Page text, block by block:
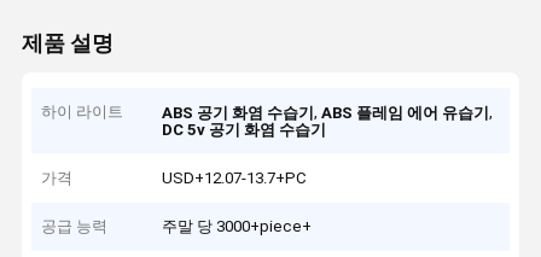
제품 설명
하이 라이트 ABS 공기 화염 수습기,ABS 플레임 에어 유습기,
DC 5v 공기 화염 수습기
가격 USD+12.07-13.7+PC
공급 능력 주말 당 3000+piece+